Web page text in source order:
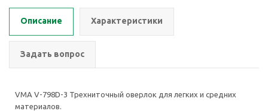
Описание Характеристики
Задать вопрос
VMA V-798D-3 Трехниточный оверлок для легких и средних
материалов.